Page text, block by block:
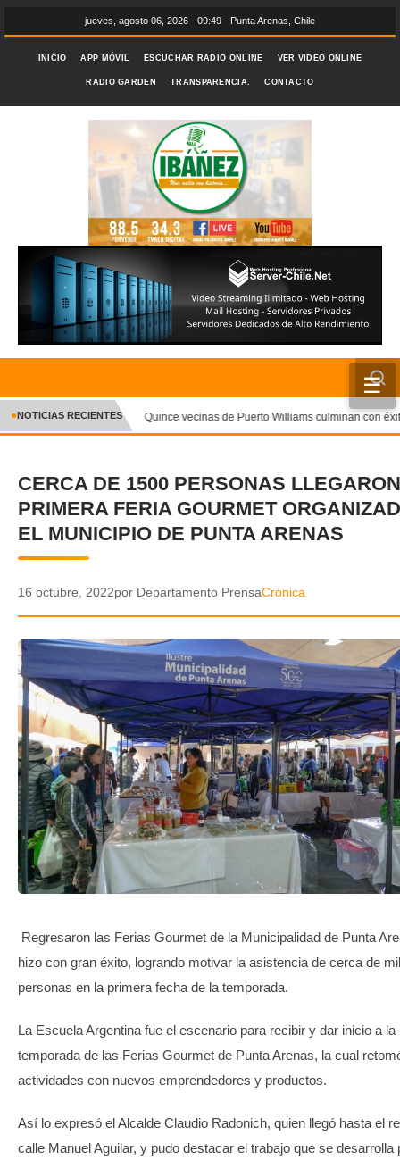
jueves, agosto 06, 2026 - 09:49 - Punta Arenas, Chile
INICIO APP MÓVIL ESCUCHAR RADIO ONLINE VER VIDEO ONLINE
RADIO GARDEN TRANSPARENCIA. CONTACTO
☰
INICIO
CRÓNICA
DEPORTES
ENTRETENIMIENTO Y CULTURA
AUDIOS
VIDEOS
GALERIA DE FOTOS
APP MÓVIL
TRANSPARENCIA
✕
●NOTICIAS RECIENTES Quince vecinas de Puerto Williams culminan con
CERCA DE 1500 PERSONAS
PRIMERA FERIA GOURMET
EL MUNICIPIO DE PUNTA ARENAS
16 octubre, 2022por Departamento PrensaCrónica
Regresaron las Ferias Gourmet de la Municipalidad de Punta
hizo con gran éxito, logrando motivar la asistencia de cerca de
personas en la primera fecha de la temporada.
La Escuela Argentina fue el escenario para recibir y dar inicio a la
temporada de las Ferias Gourmet de Punta Arenas, la cual
actividades con nuevos emprendedores y productos.
Así lo expresó el Alcalde Claudio Radonich, quien llegó hasta el
calle Manuel Aguilar, y pudo destacar el trabajo que se desarrolla